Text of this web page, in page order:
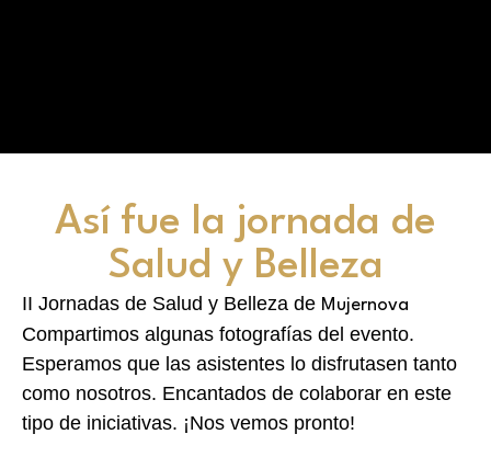
Así fue la jornada de
Salud y Belleza
II Jornadas de Salud y Belleza de Mujernova
Compartimos algunas fotografías del evento.
Esperamos que las asistentes lo disfrutasen tanto
como nosotros. Encantados de colaborar en este
tipo de iniciativas. ¡Nos vemos pronto!